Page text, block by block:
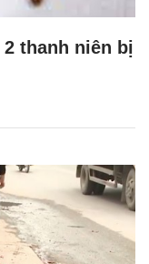
thanh niên bị